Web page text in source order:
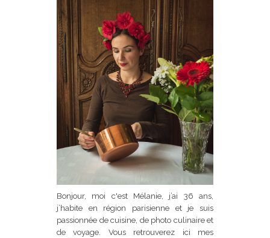
Bonjour, moi c'est Mélanie, j’ai 36 ans,
j’habite en région parisienne et je suis
passionnée de cuisine, de photo culinaire et
de voyage. Vous retrouverez ici mes